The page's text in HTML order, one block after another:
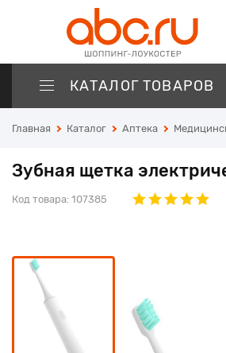
КАТАЛОГ ТОВАРОВ
Главная Каталог Аптека
Зубная щетка
Код товара: 107385